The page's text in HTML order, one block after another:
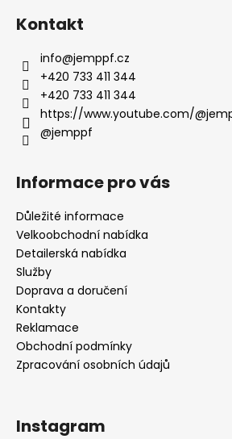
Kontakt
info@jemppf.cz
+420 733 411 344
+420 733 411 344
https://www.youtube.com/
@jemppf
Informace pro vás
Důležité informace
Velkoobchodní nabídka
Detailerská nabídka
Služby
Doprava a doručení
Kontakty
Reklamace
Obchodní podmínky
Zpracování osobních údajů
Instagram